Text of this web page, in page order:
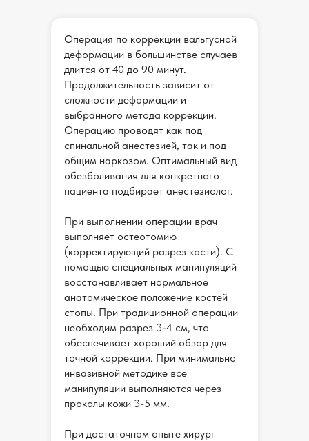
Операция по коррекции вальгусной
деформации в большинстве случаев
длится от 40 до 90 минут.
Продолжительность зависит от
сложности деформации и
выбранного метода коррекции.
Операцию проводят как под
спинальной анестезией, так и под
общим наркозом. Оптимальный вид
обезболивания для конкретного
пациента подбирает анестезиолог.
При выполнении операции врач
выполняет остеотомию
(корректирующий разрез кости). С
помощью специальных манипуляций
восстанавливает нормальное
анатомическое положение костей
стопы. При традиционной операции
необходим разрез 3-4 см, что
обеспечивает хороший обзор для
точной коррекции. При минимально
инвазивной методике все
манипуляции выполняются через
проколы кожи 3-5 мм.
При достаточном опыте хирург